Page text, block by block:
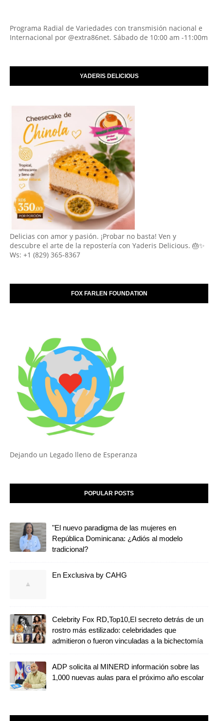
Programa Radial de Variedades con transmisión nacional e
Internacional por @extra86net. Sábado de 10:00 am -11:00m
YADERIS DELICIOUS
Delicias con amor y pasión. ¡Probar no basta! Ven y
descubre el arte de la repostería con Yaderis Delicious. 🎂✨
Ws: +1 (829) 365-8367
FOX FARLEN FOUNDATION
Dejando un Legado lleno de Esperanza
POPULAR POSTS
"El nuevo paradigma de las mujeres en
República Dominicana: ¿Adiós al modelo
tradicional?
En Exclusiva by CAHG
Celebrity Fox RD,Top10,El secreto detrás de un
rostro más estilizado: celebridades que
admitieron o fueron vinculadas a la bichectomía
ADP solicita al MINERD información sobre las
1,000 nuevas aulas para el próximo año escolar